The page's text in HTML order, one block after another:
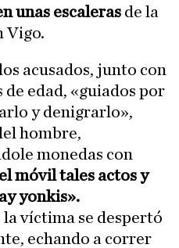
unas escaleras de la
Vigo.
acusados, junto con
edad, «guiados por
y denigrarlo»,
hombre,
monedas con
móvil tales actos y
yonkis».
víctima se despertó
echando a correr